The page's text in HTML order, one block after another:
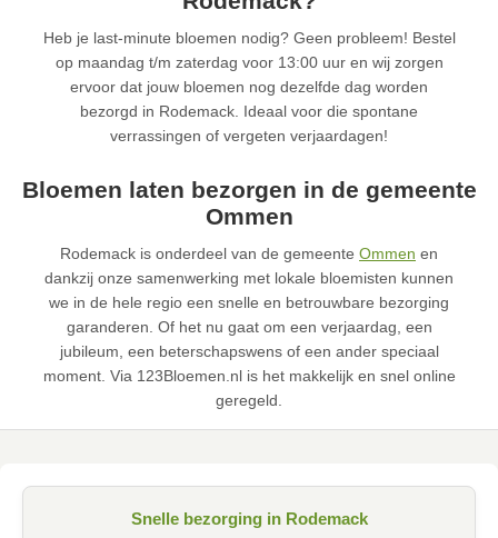
Heb je last-minute bloemen nodig? Geen probleem! Bestel
op maandag t/m zaterdag voor 13:00 uur en wij zorgen
ervoor dat jouw bloemen nog dezelfde dag worden
bezorgd in Rodemack. Ideaal voor die spontane
verrassingen of vergeten verjaardagen!
Bloemen laten bezorgen in de gemeente
Ommen
Rodemack is onderdeel van de gemeente Ommen en
dankzij onze samenwerking met lokale bloemisten kunnen
we in de hele regio een snelle en betrouwbare bezorging
garanderen. Of het nu gaat om een verjaardag, een
jubileum, een beterschapswens of een ander speciaal
moment. Via 123Bloemen.nl is het makkelijk en snel online
geregeld.
Snelle bezorging in Rodemack